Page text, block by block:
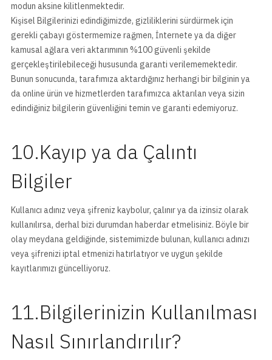
modun aksine kilitlenmektedir.
Kişisel Bilgilerinizi edindiğimizde, gizliliklerini sürdürmek için
gerekli çabayı göstermemize rağmen, İnternete ya da diğer
kamusal ağlara veri aktarımının %100 güvenli şekilde
gerçekleştirilebileceği hususunda garanti verilememektedir.
Bunun sonucunda, tarafımıza aktardığınız herhangi bir bilginin ya
da online ürün ve hizmetlerden tarafımızca aktarılan veya sizin
edindiğiniz bilgilerin güvenliğini temin ve garanti edemiyoruz.
10.Kayıp ya da Çalıntı
Bilgiler
Kullanıcı adınız veya şifreniz kaybolur, çalınır ya da izinsiz olarak
kullanılırsa, derhal bizi durumdan haberdar etmelisiniz. Böyle bir
olay meydana geldiğinde, sistemimizde bulunan, kullanıcı adınızı
veya şifrenizi iptal etmenizi hatırlatıyor ve uygun şekilde
kayıtlarımızı güncelliyoruz.
11.Bilgilerinizin Kullanılması
Nasıl Sınırlandırılır?